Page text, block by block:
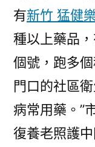
有新竹 猛健
種以上藥品
個號，跑多
門口的社區
病常用藥。”
復養老照護